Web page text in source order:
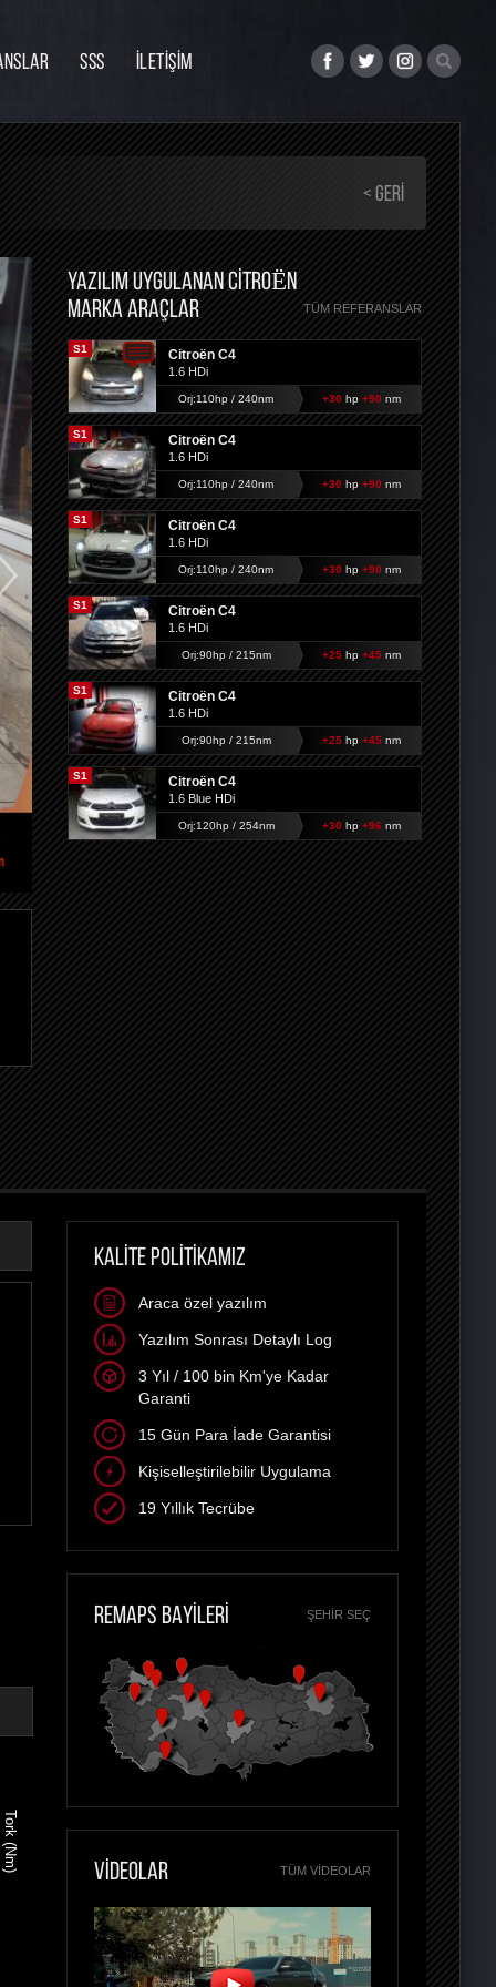
SSS İLETİŞİM
< GERI
YAZILIM UYGULANAN CITROËN
MARKA ARAÇLAR
TÜM REFERANSLAR
S1 Citroën C4
1.6 HDi
Orj:110hp / 240nm +30 hp +90 nm
S1 Citroën C4
1.6 HDi
Orj:110hp / 240nm +30 hp +90 nm
S1 Citroën C4
1.6 HDi
Orj:110hp / 240nm +30 hp +90 nm
S1 Citroën C4
1.6 HDi
Orj:90hp / 215nm +25hp +45nm
S1 Citroën C4
1.6 HDi
Orj:90hp / 215nm +25hp +45nm
S1 Citroën C4
1.6 Blue HDi
Orj:120hp / 254nm +30 hp +96 nm
Tork (Nm)
KALİTE POLİTİKAMIZ
Araca özel yazılım
Yazılım Sonrası Detaylı Log
3 Yıl / 100 bin Km'ye Kadar
Garanti
15 Gün Para İade Garantisi
Kişiselleştirilebilir Uygulama
19 Yıllık Tecrübe
REMAPS BAYİLERİ ŞEHIR SEÇ
VİDEOLAR TÜM VIDEOLAR